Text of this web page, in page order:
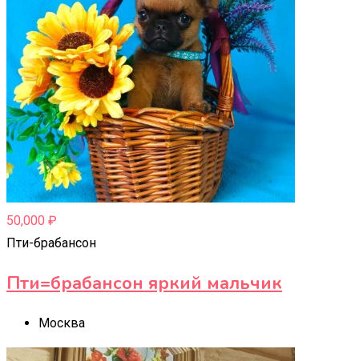
50,000 ₽
Пти-брабансон
Пти=брабансон яркий мальчик
Москва